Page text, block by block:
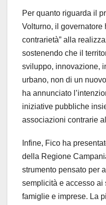
Per quanto riguarda il
Volturno, il governatore
contrarietà” alla
sostenendo che il
sviluppo, innovazione,
urbano, non di un
ha annunciato
iniziative pubbliche
associazioni contrarie
Infine, Fico ha
della Regione
strumento pensato per
semplicità e accesso ai
famiglie e imprese. La